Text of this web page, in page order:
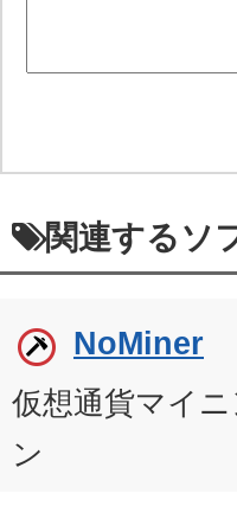
関連するソ
NoMiner
仮想通貨マイ
ン